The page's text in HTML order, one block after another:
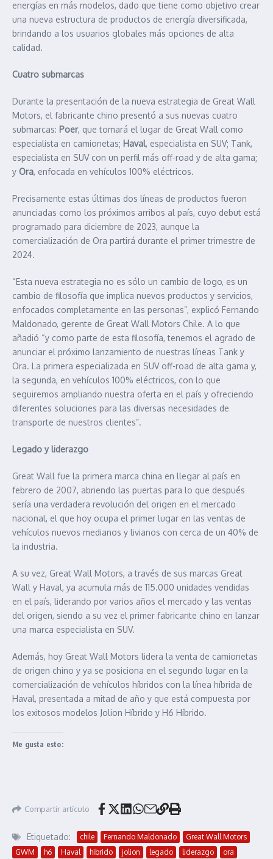
energías en más modelos, dado que tiene como objetivo crear
una nueva estructura de productos de energía diversificada,
brindando a los usuarios globales más opciones de alta
calidad.
Cuatro submarcas
Durante la presentación de la nueva estrategia de Great Wall
Motors, el fabricante chino presentó a sus nuevas cuatro
submarcas: Poer, que tomará el lugar de Great Wall como
especialista en camionetas; Haval, especialista en SUV; Tank,
especialista en SUV con un perfil más off-road y de alta gama;
y Ora, enfocada en vehículos 100% eléctricos.
Precisamente estas últimas dos líneas de productos fueron
anunciadas como los próximos arribos al país, cuyo debut está
programado para diciembre de 2023, aunque la
comercialización de Ora partirá durante el primer trimestre de
2024.
“Esta nueva estrategia no es sólo un cambio de logo, es un
cambio de filosofía que implica nuevos productos y servicios,
enfocados completamente en las personas”, explicó Fernando
Maldonado, gerente de Great Wall Motors Chile. A lo que
añadió “y como parte de esta filosofía, tenemos el agrado de
anunciar el próximo lanzamiento de nuestras líneas Tank y
Ora. La primera especializada en SUV off-road de alta gama y,
la segunda, en vehículos 100% eléctricos, con lo que
seguiremos ampliando nuestra oferta en el país y ofreciendo
diferentes soluciones para las diversas necesidades de
transporte de nuestros clientes”.
Legado y liderazgo
Great Wall fue la primera marca china en llegar al país en
febrero de 2007, abriendo las puertas para lo que después
sería una verdadera revolución del origen en el mercado
nacional, el que hoy ocupa el primer lugar en las ventas de
vehículos nuevos medianos y livianos con cerca de un 40% de
la industria.
A su vez, Great Wall Motors, a través de sus marcas Great
Wall y Haval, ya acumula más de 115.000 unidades vendidas
en el país, liderando por varios años el mercado y las ventas
del origen, siendo a su vez el primer fabricante chino en lanzar
una marca especialista en SUV.
Además, hoy Great Wall Motors lidera la venta de camionetas
de origen chino y ya se posiciona en el segundo lugar en la
comercialización de vehículos híbridos con la línea híbrida de
Haval, presentada a mitad de año y que está compuesta por
los exitosos modelos Jolion Híbrido y H6 Híbrido.
Me gusta esto:
Compartir artículo
Etiquetado: chile Fernando Maldonado
Great Wall Motors
GWM
h6 Haval hibrido jolion legado liderazgo
ora